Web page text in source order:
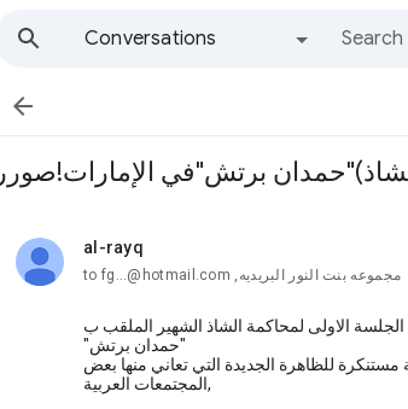
Conversations

برتش"في الإمارات!صورر
al-rayq
unread,
to مجموعه بنت النور البريديه, fg...@hotmail.com
الجلسة الاولى لمحاكمة الشاذ الشهير الملقب ب
"حمدان برتش"
للظاهرة الجديدة التي تعاني منها بعض
المجتمعات العربية,